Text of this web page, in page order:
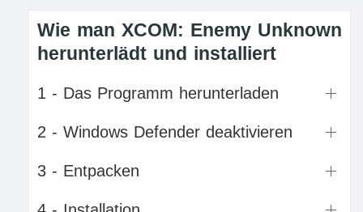
Wie man XCOM: Enemy Unknown
herunterlädt und installiert
1 - Das Programm herunterladen
2 - Windows Defender deaktivieren
3 - Entpacken